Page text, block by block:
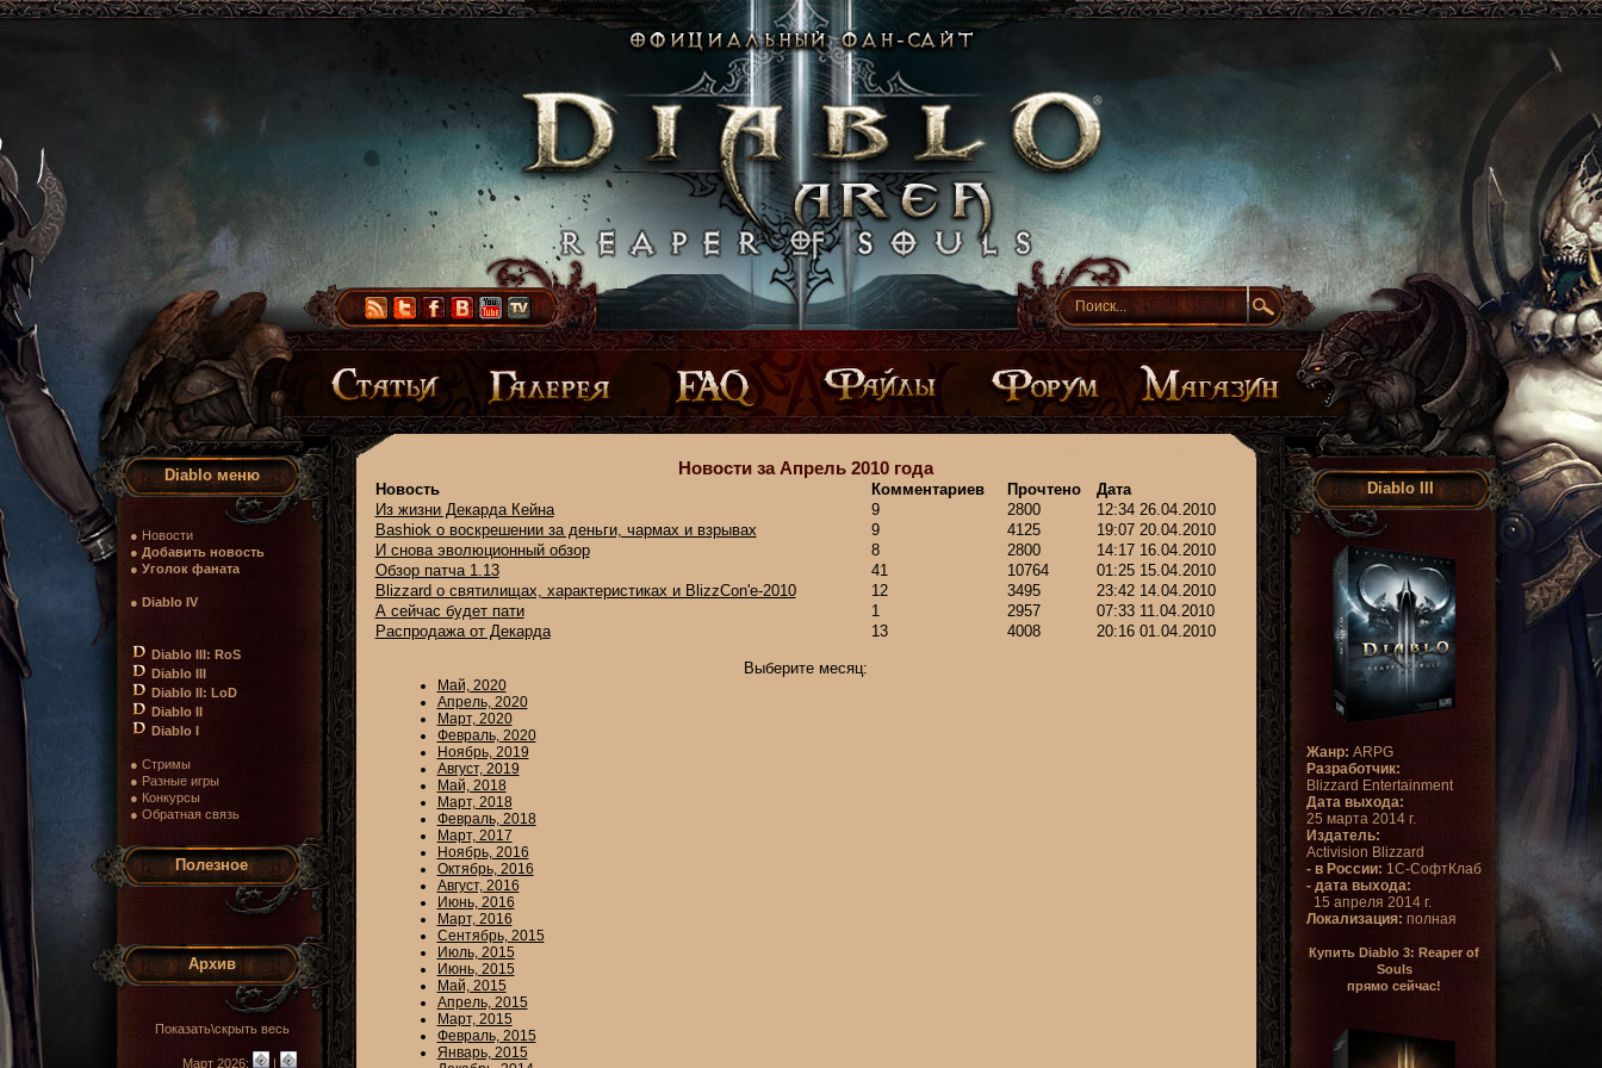
Diablo меню
● Новости
● Добавить новость
● Уголок фаната
● Diablo IV
Diablo III: RoS
Diablo III
Diablo II: LoD
Diablo II
Diablo I
● Стримы
● Разные игры
● Конкурсы
● Обратная связь
Полезное
Архив
Показать\скрыть весь
Март 2026:
|
Новости за Апрель 2010 года
Новость Комментариев Прочтено
Дата
Из жизни Декарда Кейна
9 2800
12:34 26.04.2010
Bashiok о воскрешении за деньги, чармах и взрывах
9 4125
19:07 20.04.2010
И снова эволюционный обзор
8 2800
14:17 16.04.2010
Обзор патча 1.13
41 10764
01:25 15.04.2010
Blizzard о святилищах, характеристиках и BlizzCon'е-2010
12 3495
23:42 14.04.2010
А сейчас будет пати
1 2957
07:33 11.04.2010
Распродажа от Декарда
13 4008 20:16 01.04.2010
Выберите месяц:
Май, 2020
Апрель, 2020
Март, 2020
Февраль, 2020
Ноябрь, 2019
Август, 2019
Май, 2018
Март, 2018
Февраль, 2018
Март, 2017
Ноябрь, 2016
Октябрь, 2016
Август, 2016
Июнь, 2016
Март, 2016
Сентябрь, 2015
Июль, 2015
Июнь, 2015
Май, 2015
Апрель, 2015
Март, 2015
Февраль, 2015
Январь, 2015
Diablo III
Жанр: ARPG
Разработчик:
Blizzard Entertainment
Дата выхода:
25 марта 2014 г.
Издатель:
Activision Blizzard
- в России: 1С-СофтКлаб
- дата выхода:
15 апреля 2014 г.
Локализация: полная
Купить Diablo 3: Reaper of
Souls
прямо сейчас!